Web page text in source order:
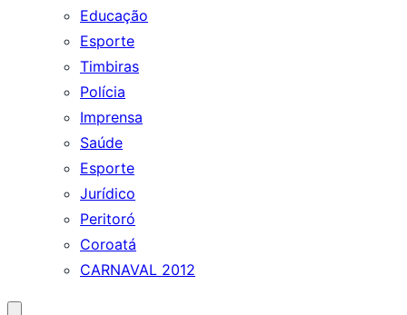
Educação
Esporte
Timbiras
Polícia
Imprensa
Saúde
Esporte
Jurídico
Peritoró
Coroatá
CARNAVAL 2012